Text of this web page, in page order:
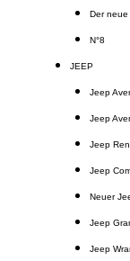
Der neue
N°8
JEEP
Jeep
Jeep
Jeep
Jeep
Neuer
Jeep
Jeep